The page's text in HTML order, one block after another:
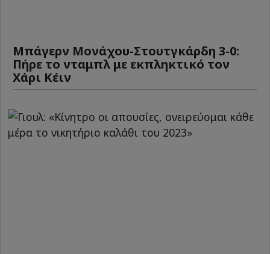
Μπάγερν Μονάχου-Στουτγκάρδη 3-0:
Πήρε το νταμπλ με εκπληκτικό τον
Χάρι Κέιν